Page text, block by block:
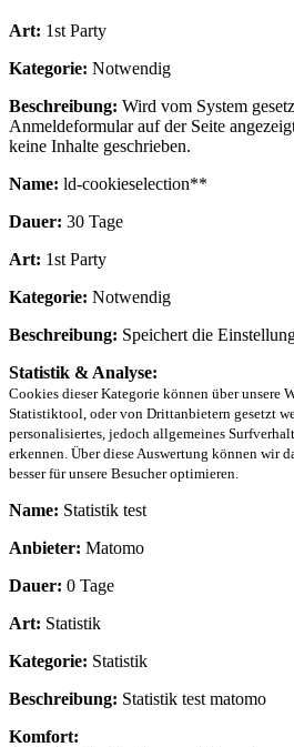
Art: 1st Party
Kategorie: Notwendig
Beschreibung: Wird vom System
Anmeldeformular auf der Seite
keine Inhalte geschrieben.
Name: ld-cookieselection**
Dauer: 30 Tage
Art: 1st Party
Kategorie: Notwendig
Beschreibung: Speichert die
Statistik & Analyse:
Cookies dieser Kategorie können über unsere
Statistiktool, oder von Drittanbietern gesetzt
personalisiertes, jedoch allgemeines
erkennen. Über diese Auswertung können wir
besser für unsere Besucher optimieren.
Name: Statistik test
Anbieter: Matomo
Dauer: 0 Tage
Art: Statistik
Kategorie: Statistik
Beschreibung: Statistik test matomo
Komfort: